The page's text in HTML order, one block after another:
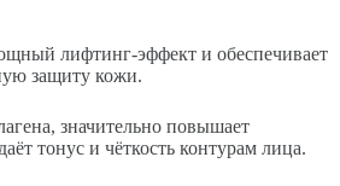
лифтинг-эффект и обеспечивает
защиту кожи.
значительно повышает
тонус и чёткость контурам лица.